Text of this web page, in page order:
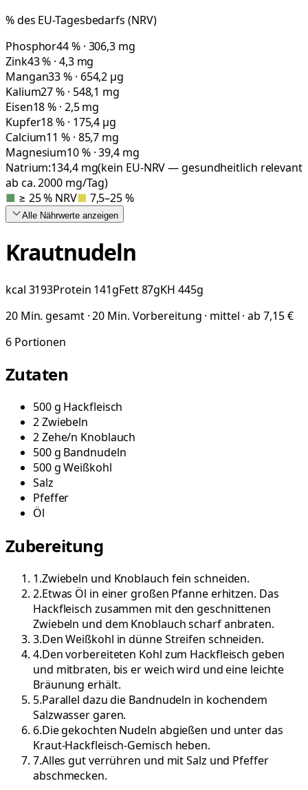
% des EU-Tagesbedarfs (NRV)
Phosphor44 % · 306,3 mg
Zink43 % · 4,3 mg
Mangan33 % · 654,2 µg
Kalium27 % · 548,1 mg
Eisen18 % · 2,5 mg
Kupfer18 % · 175,4 µg
Calcium11 % · 85,7 mg
Magnesium10 % · 39,4 mg
Natrium:134,4mg(kein EU-NRV — gesundheitlich relevant
ab ca. 2000 mg/Tag)
■ ≥ 25 % NRV■ 7,5–25 %
Alle Nährwerte anzeigen
Krautnudeln
kcal 3193Protein 141gFett87gKH 445g
20 Min. gesamt · 20 Min. Vorbereitung · mittel · ab 7,15 €
6 Portionen
Zutaten
500g Hackfleisch
2Zwiebeln
2Zehe/n Knoblauch
500g Bandnudeln
500gWeißkohl
Salz
Pfeffer
Öl
Zubereitung
1.Zwiebeln und Knoblauch fein schneiden.
2.Etwas Öl in einer großen Pfanne erhitzen. Das
Hackfleisch zusammen mit den geschnittenen
Zwiebeln und dem Knoblauch scharf anbraten.
3.Den Weißkohl in dünne Streifen schneiden.
4.Den vorbereiteten Kohl zum Hackfleisch geben
und mitbraten, bis er weich wird und eine leichte
Bräunung erhält.
5.Parallel dazu die Bandnudeln in kochendem
Salzwasser garen.
6.Die gekochten Nudeln abgießen und unter das
Kraut-Hackfleisch-Gemisch heben.
7.Alles gut verrühren und mit Salz und Pfeffer
abschmecken.